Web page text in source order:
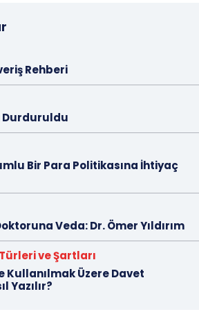
Rehberi
Durduruldu
Bir Para Politikasına İhtiyaç
Veda: Dr. Ömer Yıldırım
ve Şartları
Kullanılmak Üzere Davet
Yazılır?